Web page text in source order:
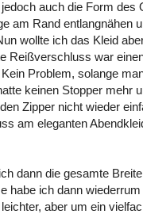
auch die Form
am Rand entlangnähen
wollte ich das Kleid
Reißverschluss war
Problem, solange
keinen Stopper mehr
Zipper nicht wieder
am eleganten
dann die gesamte
habe ich dann
aber um ein